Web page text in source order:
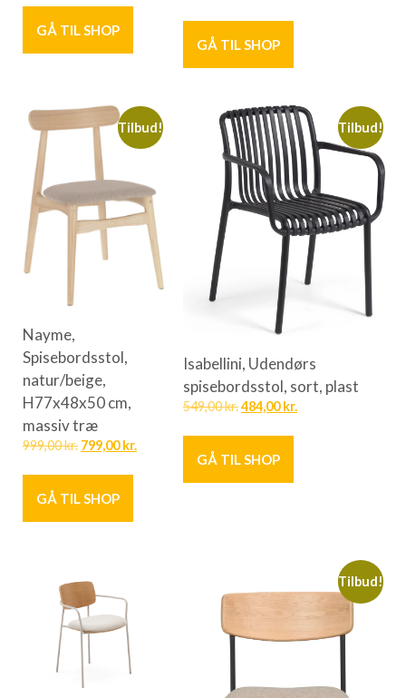
GÅ TIL SHOP
GÅ TIL SHOP
Tilbud!
Nayme,
Spisebordsstol,
natur/beige,
H77x48x50 cm,
massiv træ
999,00kr. 799,00kr.
GÅ TIL SHOP
Tilbud!
Isabellini, Udendørs
spisebordsstol, sort, plast
549,00kr.484,00kr.
GÅ TIL SHOP
Tilbud!